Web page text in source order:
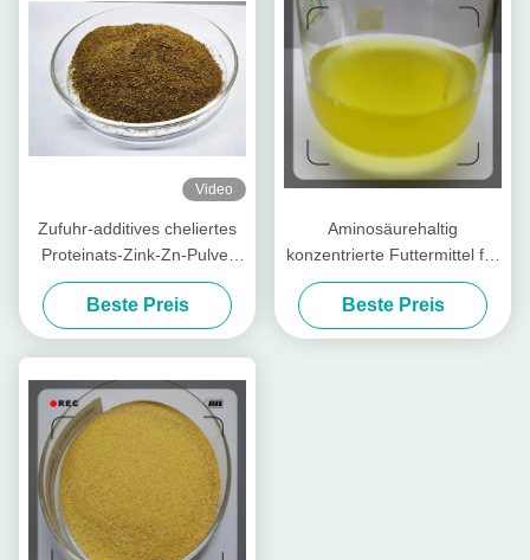
Video
Zufuhr-additives cheliertes
Proteinats-Zink-Zn-Pulver
mit Rohprotein für
Futtermühle
Beste Preis
Aminosäurehaltig
konzentrierte Futtermittel für
Geflügel und Vieh
Beste Preis